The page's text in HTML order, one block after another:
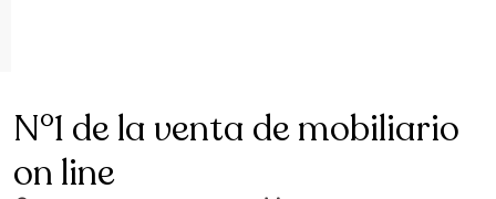
N°1 de la venta de mobiliario
on line